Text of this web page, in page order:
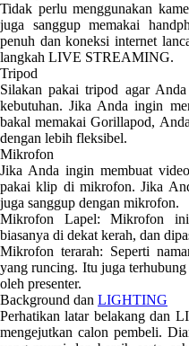
Tidak perlu menggunakan
juga sanggup memakai
penuh dan koneksi internet
langkah LIVE STREAMING.
Tripod
Silakan pakai tripod agar
kebutuhan. Jika Anda ingin
bakal memakai Gorillapod,
dengan lebih fleksibel.
Mikrofon
Jika Anda ingin membuat
pakai klip di mikrofon. Jika
juga sanggup dengan mikrofon.
Mikrofon Lapel: Mikrofon ini
biasanya di dekat kerah, dan
Mikrofon terarah: Seperti
yang runcing. Itu juga
oleh presenter.
Background dan LIGHTING
Perhatikan latar belakang dan
mengejutkan calon pembeli.